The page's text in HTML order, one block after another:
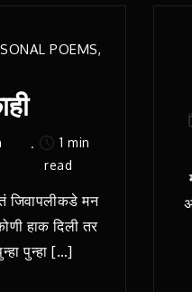
POEMS,
1 min
read
जिवापलीकडे मन
हाक दिली तर
पुन्हा […]